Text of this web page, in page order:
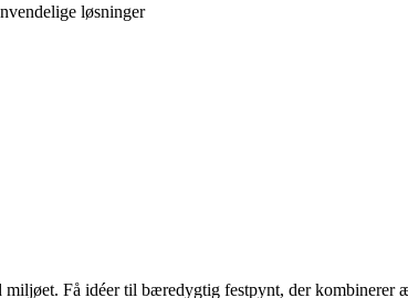
løsninger
miljøet. Få idéer til bæredygtig festpynt, der